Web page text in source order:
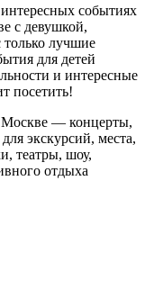
событиях
с девушкой,
лучшие
для детей
и интересные
посетить!
— концерты,
экскурсий, места,
театры, шоу,
отдыха